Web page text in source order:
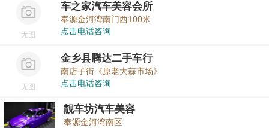
无图
车之家汽车美容会所
奉源金河湾南门西100米
点击电话咨询
无图
金乡县腾达二手车行
南店子街《原老大蒜市场》
点击电话咨询
靓车坊汽车美容
奉源金河湾南区